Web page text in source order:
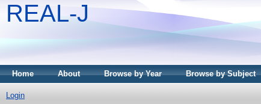
REAL-J
Home About Browse by Year Browse by Subject
Login